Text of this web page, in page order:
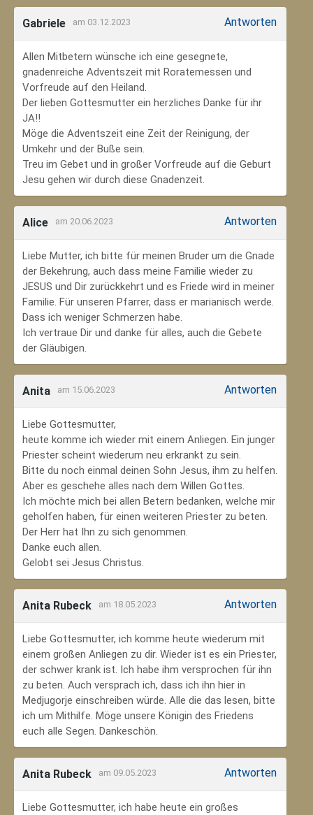
Gabriele am 03.12.2023 Antworten
Allen Mitbetern wünsche ich eine gesegnete,
gnadenreiche Adventszeit mit Roratemessen und
Vorfreude auf den Heiland.
Der lieben Gottesmutter ein herzliches Danke für ihr
JA!!
Möge die Adventszeit eine Zeit der Reinigung, der
Umkehr und der Buße sein.
Treu im Gebet und in großer Vorfreude auf die Geburt
Jesu gehen wir durch diese Gnadenzeit.
Alice am 20.06.2023 Antworten
Liebe Mutter, ich bitte für meinen Bruder um die Gnade
der Bekehrung, auch dass meine Familie wieder zu
JESUS und Dir zurückkehrt und es Friede wird in meiner
Familie. Für unseren Pfarrer, dass er marianisch werde.
Dass ich weniger Schmerzen habe.
Ich vertraue Dir und danke für alles, auch die Gebete
der Gläubigen.
Anita am 15.06.2023 Antworten
Liebe Gottesmutter,
heute komme ich wieder mit einem Anliegen. Ein junger
Priester scheint wiederum neu erkrankt zu sein.
Bitte du noch einmal deinen Sohn Jesus, ihm zu helfen.
Aber es geschehe alles nach dem Willen Gottes.
Ich möchte mich bei allen Betern bedanken, welche mir
geholfen haben, für einen weiteren Priester zu beten.
Der Herr hat Ihn zu sich genommen.
Danke euch allen.
Gelobt sei Jesus Christus.
Anita Rubeck am 18.05.2023 Antworten
Liebe Gottesmutter, ich komme heute wiederum mit
einem großen Anliegen zu dir. Wieder ist es ein Priester,
der schwer krank ist. Ich habe ihm versprochen für ihn
zu beten. Auch versprach ich, dass ich ihn hier in
Medjugorje einschreiben würde. Alle die das lesen, bitte
ich um Mithilfe. Möge unsere Königin des Friedens
euch alle Segen. Dankeschön.
Anita Rubeck am 09.05.2023 Antworten
Liebe Gottesmutter, ich habe heute ein großes